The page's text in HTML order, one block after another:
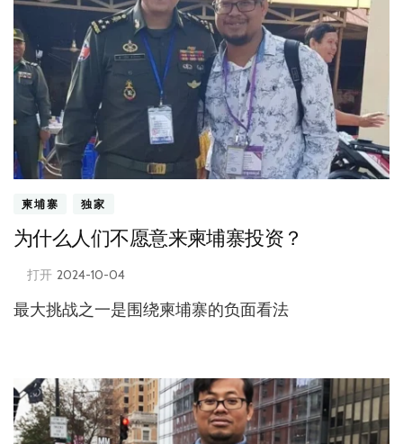
柬埔寨 独家
为什么人们不愿意来柬埔寨投资？
打开 2024-10-04
最大挑战之一是围绕柬埔寨的负面看法